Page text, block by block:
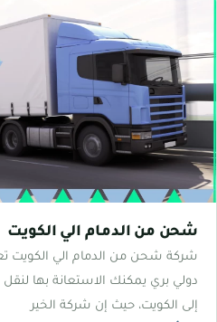
شحن من الدمام الي الكويت
شركة شحن من الدمام الي الكويت
دولي بري يمكنك الاستعانة بها
إلى الكويت، حيث إن شركة الخير